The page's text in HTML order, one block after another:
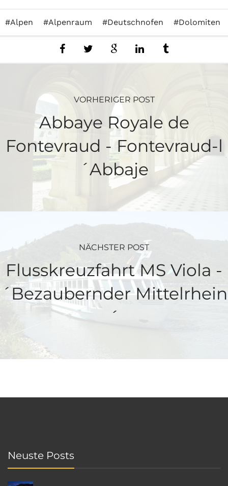
Alpen Alpenraum Deutschnofen Dolomiten
VORHERIGER POST
Abbaye Royale de
Fontevraud - Fontevraud-l
´Abbaje
NÄCHSTER POST
Flusskreuzfahrt MS Viola -
´Bezaubernder Mittelrhein
´
Neuste Posts